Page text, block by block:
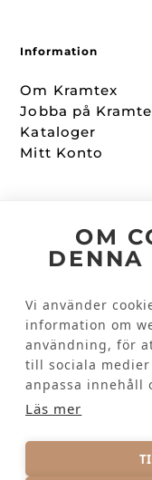
OM
DENNA
Vi använder
information om
användning, för
till sociala
anpassa innehåll
Läs mer
Information
Om Kramtex
Jobba på
Kataloger
Mitt Konto
Kundinformation
Kontakta oss
Vanliga frågor